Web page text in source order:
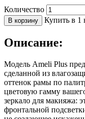
Количество
В корзину Купить в 1
Описание:
Модель Ameli Plus
сделанной из
оттенок рамы по
цветовую гамму
зеркало для макияжа:
фронтальной